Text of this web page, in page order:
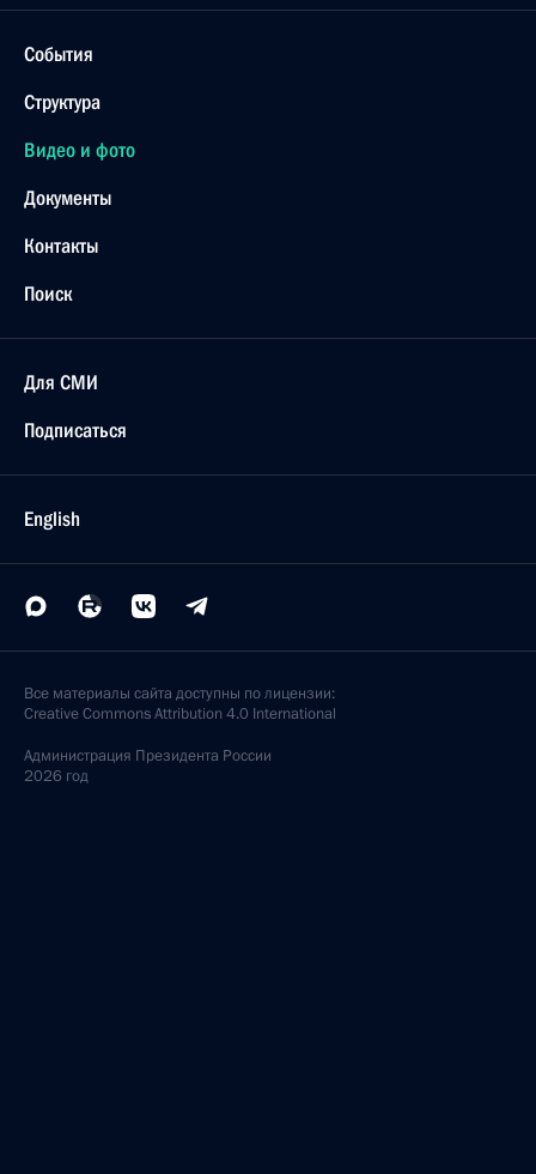
События
Структура
Видео и фото
Документы
Контакты
Поиск
Для СМИ
Подписаться
English
Все материалы сайта доступны по лицензии:
Creative Commons Attribution 4.0 International
Администрация Президента России
2026 год